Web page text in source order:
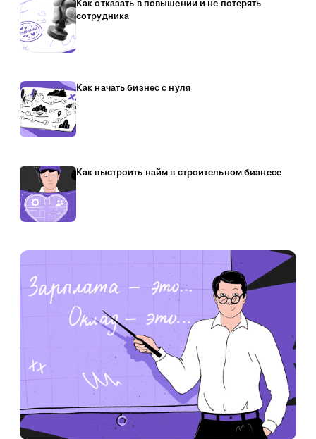
Как отказать в повышении и не потерять
сотрудника
Как начать бизнес с нуля
Как выстроить найм в строительном бизнесе